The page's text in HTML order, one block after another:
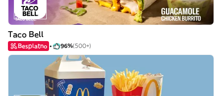
Taco Bell
Besplatno 96%(500+)